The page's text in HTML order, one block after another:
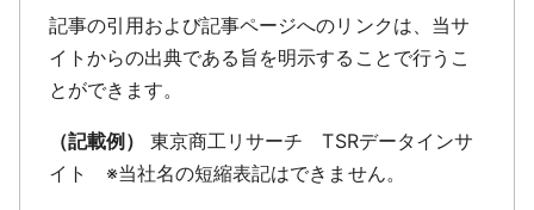
記事の引用および記事ページへのリンクは、当サ
イトからの出典である旨を明示することで行うこ
とができます。
（記載例）
東京商工リサーチ TSRデータインサ
イト ※当社名の短縮表記はできません。